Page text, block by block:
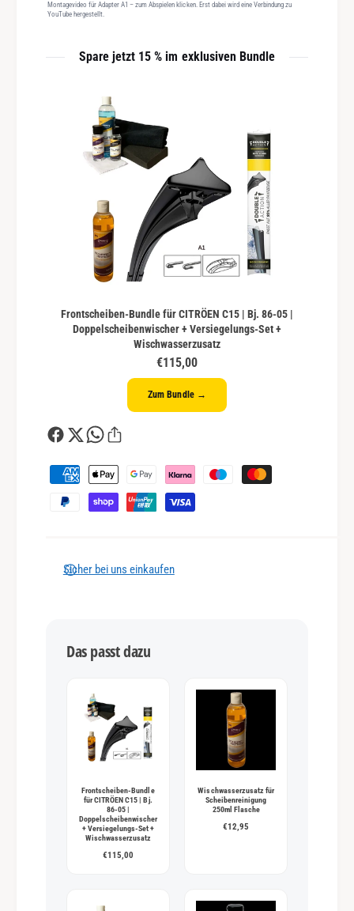
Montagevideo für Adapter A1 – zum Abspielen klicken. Erst dabei wird eine Verbindung zu
YouTube hergestellt.
Spare jetzt 15 % im exklusiven Bundle
Frontscheiben-Bundle für CITRÖEN C15 | Bj. 86-05 |
Doppelscheibenwischer + Versiegelungs-Set +
Wischwasserzusatz
€115,00
Zum Bundle →
Z
a
Sicher bei uns einkaufen
Das passt dazu
Frontscheiben-Bundle
für CITRÖEN C15 | Bj.
86-05 |
Doppelscheibenwischer
+ Versiegelungs-Set +
Wischwasserzusatz
€115,00
Wischwasserzusatz für
Scheibenreinigung
250ml Flasche
€12,95